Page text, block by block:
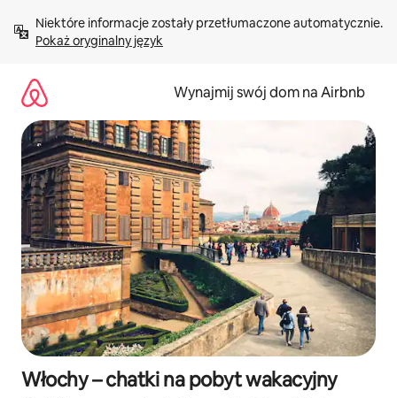
treści Pokaż oryginalny język
Wynajmij swój dom na Airbnb
Włochy – chatki na pobyt wakacyjny